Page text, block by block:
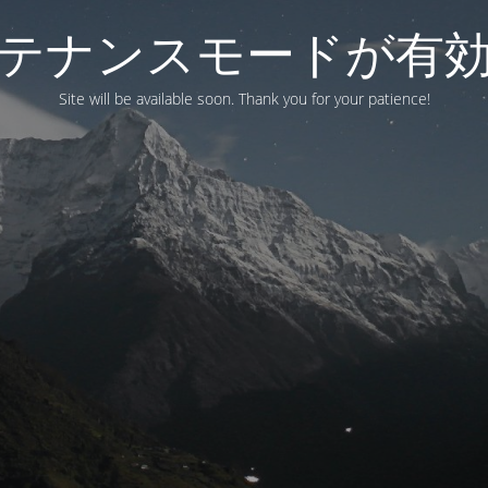
ナンスモードが有
Site will be available soon. Thank you for your patience!